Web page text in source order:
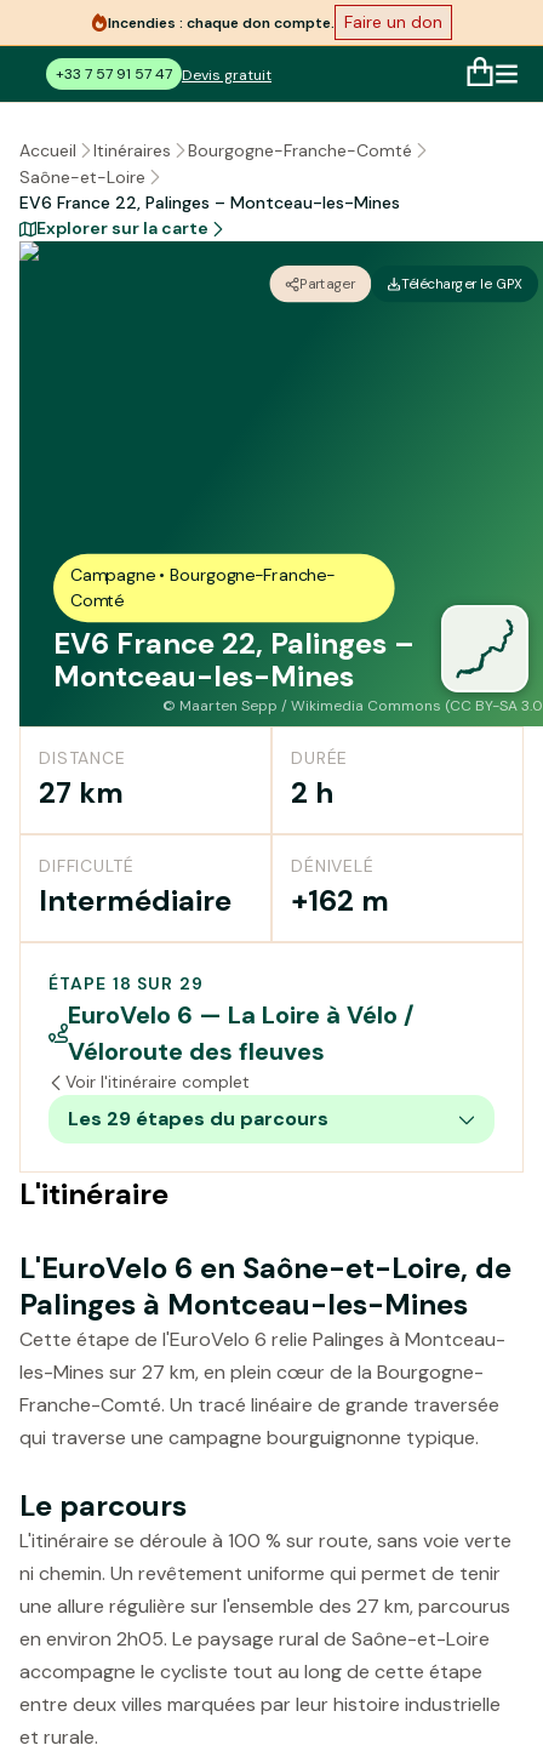
Incendies : chaque don compte. Faire un don
+33 7 57 91 57 47 Devis gratuit
Accueil Itinéraires
Bourgogne-Franche-Comté
Saône-et-Loire
EV6 France 22, Palinges – Montceau-les-Mines
Explorer sur la carte
Partager Télécharger le GPX
Campagne • Bourgogne-Franche-
Comté
EV6 France 22, Palinges –
Montceau-les-Mines
© Maarten Sepp / Wikimedia Commons (CC BY-SA
DISTANCE
27 km
DURÉE
2 h
DIFFICULTÉ
Intermédiaire
DÉNIVELÉ
+162 m
ÉTAPE 18 SUR 29
EuroVelo 6 — La Loire à Vélo /
Véloroute des fleuves
Voir l'itinéraire complet
Les 29 étapes du parcours
L'itinéraire
L'EuroVelo 6 en Saône-et-Loire, de
Palinges à Montceau-les-Mines
Cette étape de l'EuroVelo 6 relie Palinges à Montceau-
les-Mines sur 27 km, en plein cœur de la Bourgogne-
Franche-Comté. Un tracé linéaire de grande traversée
qui traverse une campagne bourguignonne typique.
Le parcours
L'itinéraire se déroule à 100 % sur route, sans voie verte
ni chemin. Un revêtement uniforme qui permet de tenir
une allure régulière sur l'ensemble des 27 km, parcourus
en environ 2h05. Le paysage rural de Saône-et-Loire
accompagne le cycliste tout au long de cette étape
entre deux villes marquées par leur histoire industrielle
et rurale.